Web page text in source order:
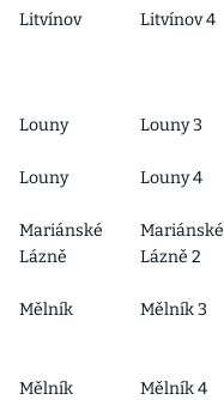
Litvínov
Litvínov 4
Louny
Louny 3
Louny
Louny 4
Mariánské
Lázně
Mariánské
Lázně 2
Mělník
Mělník 3
Mělník
Mělník 4